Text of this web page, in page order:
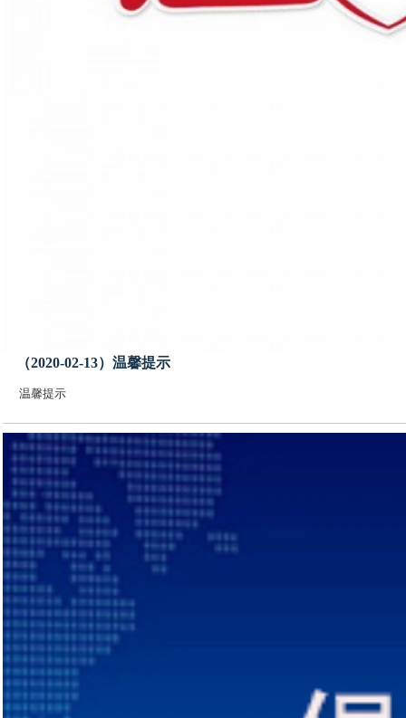
（2020-02-13）温馨提示
温馨提示